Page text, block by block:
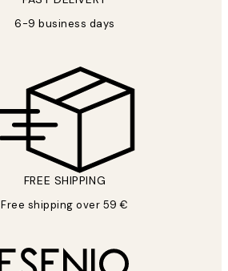
6-9 business days
FREE SHIPPING
Free shipping over 59 €